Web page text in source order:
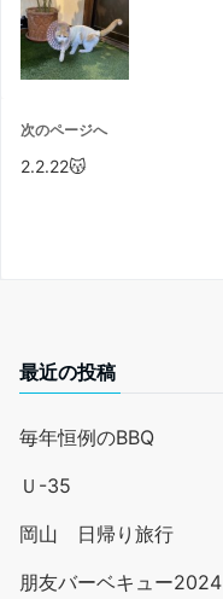
次のページへ
2.2.22😽
最近の投稿
毎年恒例のBBQ
Ｕ-35
岡山 日帰り旅行
朋友バーベキュー2024